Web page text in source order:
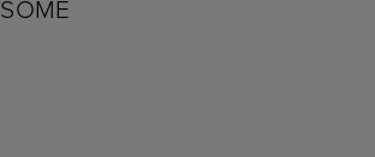
SOME